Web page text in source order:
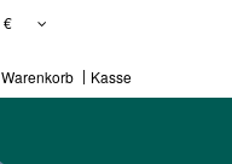
€
Warenkorb Kasse